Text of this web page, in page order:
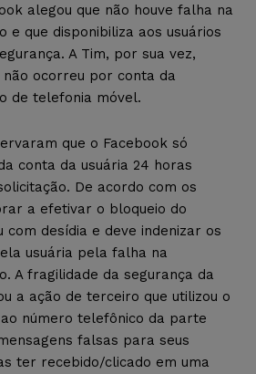
alegou que não houve falha na
e que disponibiliza aos usuários
A Tim, por sua vez,
ocorreu por conta da
de telefonia móvel.
que o Facebook só
conta da usuária 24 horas
De acordo com os
a efetivar o bloqueio do
com desídia e deve indenizar os
usuária pela falha na
A fragilidade da segurança da
a ação de terceiro que utilizou o
número telefônico da parte
falsas para seus
ter recebido/clicado em uma